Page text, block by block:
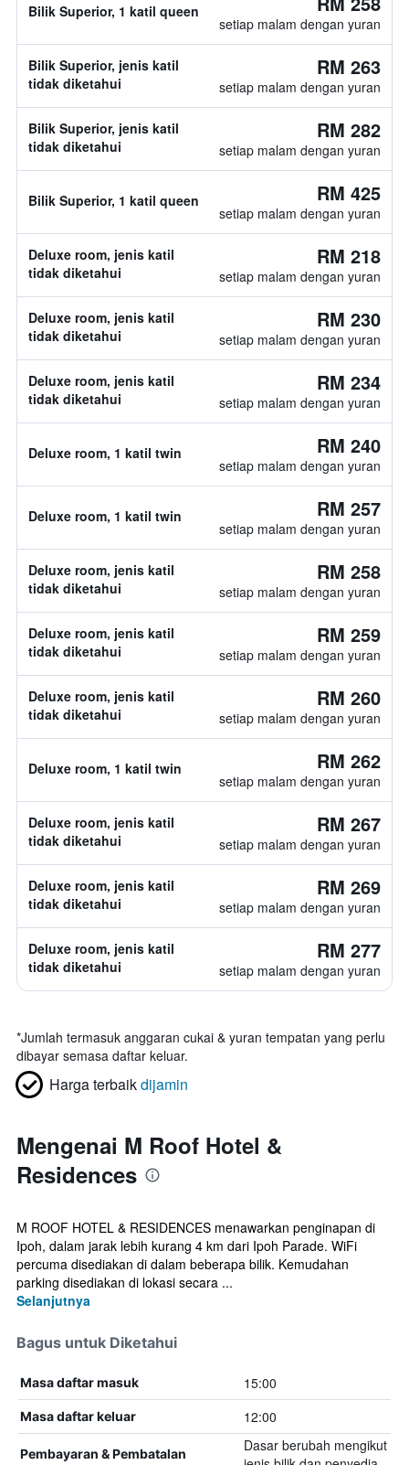
Bilik Superior, 1 katil queen
setiap malam dengan yuran
Bilik Superior, jenis katil
tidak diketahui
RM 263
setiap malam dengan yuran
Bilik Superior, jenis katil
tidak diketahui
RM 282
setiap malam dengan yuran
Bilik Superior, 1 katil queen RM 425
setiap malam dengan yuran
Deluxe room, jenis katil
tidak diketahui
RM 218
setiap malam dengan yuran
Deluxe room, jenis katil
tidak diketahui
RM 230
setiap malam dengan yuran
Deluxe room, jenis katil
tidak diketahui
RM 234
setiap malam dengan yuran
Deluxe room, 1 katil twin RM 240
setiap malam dengan yuran
Deluxe room, 1 katil twin RM 257
setiap malam dengan yuran
Deluxe room, jenis katil
tidak diketahui
RM 258
setiap malam dengan yuran
Deluxe room, jenis katil
tidak diketahui
RM 259
setiap malam dengan yuran
Deluxe room, jenis katil
tidak diketahui
RM 260
setiap malam dengan yuran
Deluxe room, 1 katil twin RM 262
setiap malam dengan yuran
Deluxe room, jenis katil
tidak diketahui
RM 267
setiap malam dengan yuran
Deluxe room, jenis katil
tidak diketahui
RM 269
setiap malam dengan yuran
Deluxe room, jenis katil
tidak diketahui
RM 277
setiap malam dengan yuran
*Jumlah termasuk anggaran cukai & yuran tempatan yang perlu
dibayar semasa daftar keluar.
Harga terbaikdijamin
Mengenai M Roof Hotel &
Residences
M ROOF HOTEL & RESIDENCES menawarkan penginapan di
Ipoh, dalam jarak lebih kurang 4 km dari Ipoh Parade. WiFi
percuma disediakan di dalam beberapa bilik. Kemudahan
parking disediakan di lokasi secara ...
Selanjutnya
Bagus untuk Diketahui
Masa daftar masuk 15:00
Masa daftar keluar 12:00
Pembayaran & Pembatalan
Dasar berubah mengikut